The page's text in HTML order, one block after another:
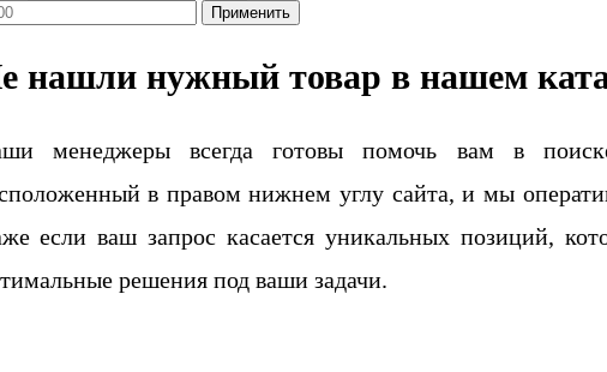
Применить
нашли нужный товар в нашем
менеджеры всегда готовы помочь вам в
в правом нижнем углу сайта, и мы
если ваш запрос касается уникальных позиций,
решения под ваши задачи.